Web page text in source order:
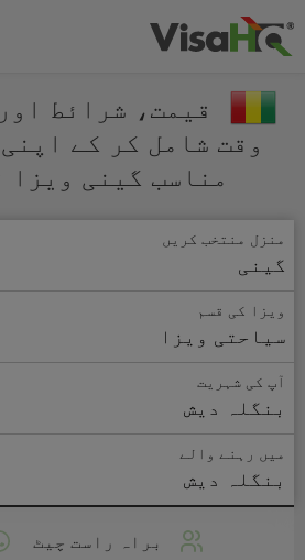
قیمت، شرائط
وقت شامل کر کے
مناسب گینی ویزا
منزل منتخب کریں
گینی
ویزا کی قسم
سیاحتی ویزا
آپ کی شہریت
بنگلہ دیش
میں رہنے والے
بنگلہ دیش
براہ راست چیٹ